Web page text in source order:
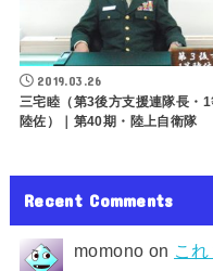
2019.03.26
三宅睦（第3後方支援連隊長・1
陸佐）｜第40期・陸上自衛隊
Recent Comments
momono on こ